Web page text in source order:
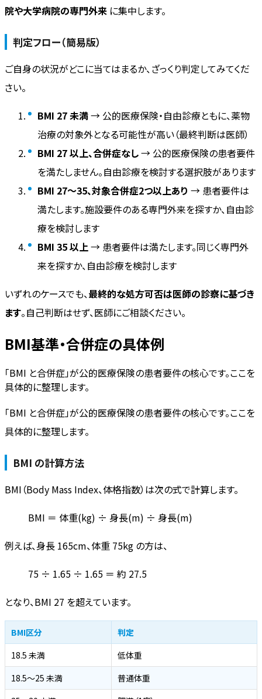
院や大学病院の専門外来 に集中します。
判定フロー（簡易版）
ご自身の状況がどこに当てはまるか、ざっくり判定してみてくだ
さい。
BMI 27 未満→ 公的医療保険・自由診療ともに、薬物
治療の対象外となる可能性が高い（最終判断は医師）
BMI 27 以上、合併症なし→ 公的医療保険の患者要件
を満たしません。自由診療を検討する選択肢があります
BMI 27〜35、対象合併症2つ以上あり → 患者要件は
満たします。施設要件のある専門外来を探すか、自由診
療を検討します
BMI 35 以上→ 患者要件は満たします。同じく専門外
来を探すか、自由診療を検討します
いずれのケースでも、最終的な処方可否は医師の診察に基づき
ます。自己判断はせず、医師にご相談ください。
BMI基準・合併症の具体例
「BMI と合併症」が公的医療保険の患者要件の核心です。ここを
具体的に整理します。
「BMI と合併症」が公的医療保険の患者要件の核心です。ここを
具体的に整理します。
BMI の計算方法
BMI（Body Mass Index、体格指数）は次の式で計算します。
BMI ＝ 体重(kg) ÷ 身長(m) ÷ 身長(m)
例えば、身長 165cm、体重 75kg の方は、
75 ÷ 1.65 ÷ 1.65 ＝ 約 27.5
となり、BMI 27 を超えています。
BMI区分
判定
18.5 未満
低体重
18.5〜25 未満
普通体重